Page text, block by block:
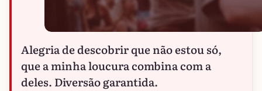
Alegria de descobrir que não estou só,
que a minha loucura combina com a
deles. Diversão garantida.